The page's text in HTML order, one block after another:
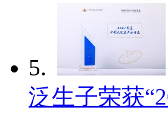
5.
泛生子荣获